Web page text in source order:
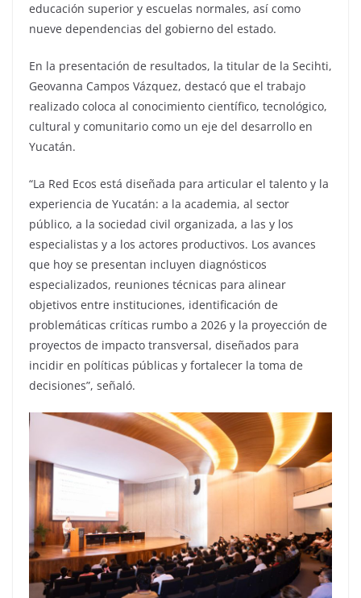
educación superior y escuelas normales, así como
nueve dependencias del gobierno del estado.
En la presentación de resultados, la titular de la Secihti,
Geovanna Campos Vázquez, destacó que el trabajo
realizado coloca al conocimiento científico, tecnológico,
cultural y comunitario como un eje del desarrollo en
Yucatán.
“La Red Ecos está diseñada para articular el talento y la
experiencia de Yucatán: a la academia, al sector
público, a la sociedad civil organizada, a las y los
especialistas y a los actores productivos. Los avances
que hoy se presentan incluyen diagnósticos
especializados, reuniones técnicas para alinear
objetivos entre instituciones, identificación de
problemáticas críticas rumbo a 2026 y la proyección de
proyectos de impacto transversal, diseñados para
incidir en políticas públicas y fortalecer la toma de
decisiones”, señaló.